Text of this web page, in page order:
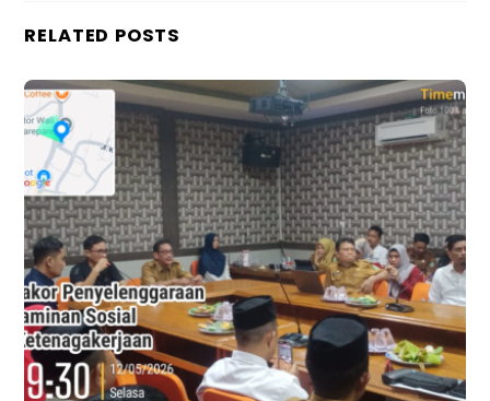
RELATED POSTS